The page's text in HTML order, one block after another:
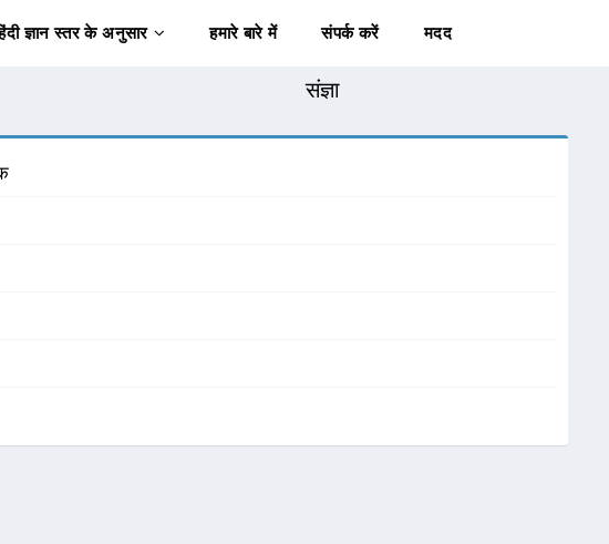
ज्ञान स्तर के अनुसार हमारे बारे में संपर्क करें मदद
संज्ञा